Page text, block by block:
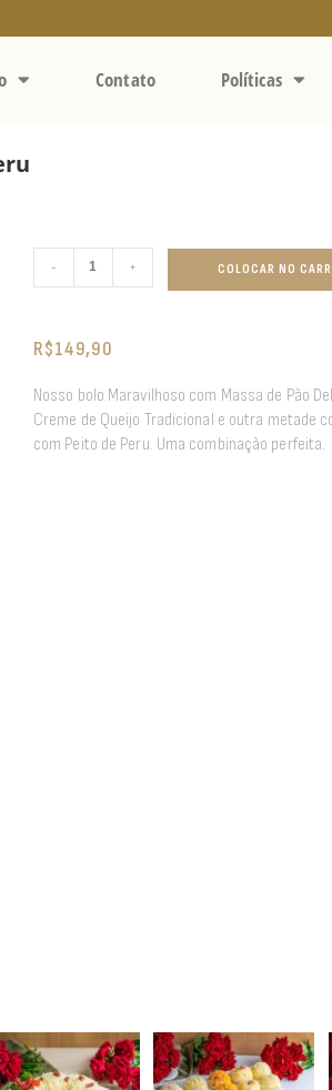
Contato Políticas
- + COLOCAR NO
R$149,90
Nosso bolo Maravilhoso com Massa de Pão
Creme de Queijo Tradicional e outra metade
com Peito de Peru. Uma combinação perfeita.